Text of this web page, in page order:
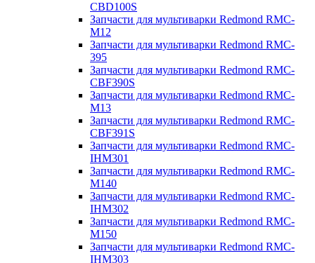
CBD100S
Запчасти для мультиварки Redmond RMC-
M12
Запчасти для мультиварки Redmond RMC-
395
Запчасти для мультиварки Redmond RMC-
CBF390S
Запчасти для мультиварки Redmond RMC-
M13
Запчасти для мультиварки Redmond RMC-
CBF391S
Запчасти для мультиварки Redmond RMC-
IHM301
Запчасти для мультиварки Redmond RMC-
M140
Запчасти для мультиварки Redmond RMC-
IHM302
Запчасти для мультиварки Redmond RMC-
M150
Запчасти для мультиварки Redmond RMC-
IHM303